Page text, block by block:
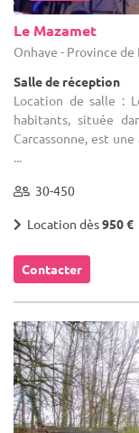
Le Mazamet
Onhaye - Province de
Salle de réception
Location de salle :
habitants, située
Carcassonne, est
...
30-450
Location dès950 €
Contacter